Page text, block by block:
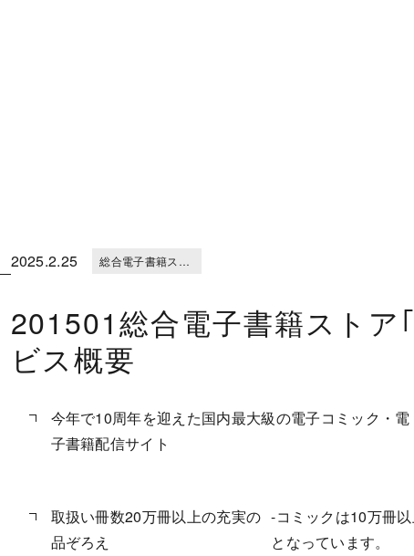
2025.2.25 総合電子書籍ストア｢コミックシーモア｣サービス概要
201501総合電子書籍スト
ビス概要
今年で10周年を迎えた国内最大級の電子コミック・電
子書籍配信サイト
取扱い冊数20万冊以上の充実の
品ぞろえ
-コミックは10万冊
となっています。